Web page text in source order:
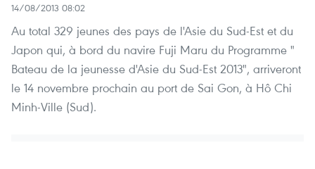
14/08/2013 08:02
Au total 329 jeunes des pays de l'Asie du Sud-Est et du
Japon qui, à bord du navire Fuji Maru du Programme "
Bateau de la jeunesse d'Asie du Sud-Est 2013", arriveront
le 14 novembre prochain au port de Sai Gon, à Hô Chi
Minh-Ville (Sud).